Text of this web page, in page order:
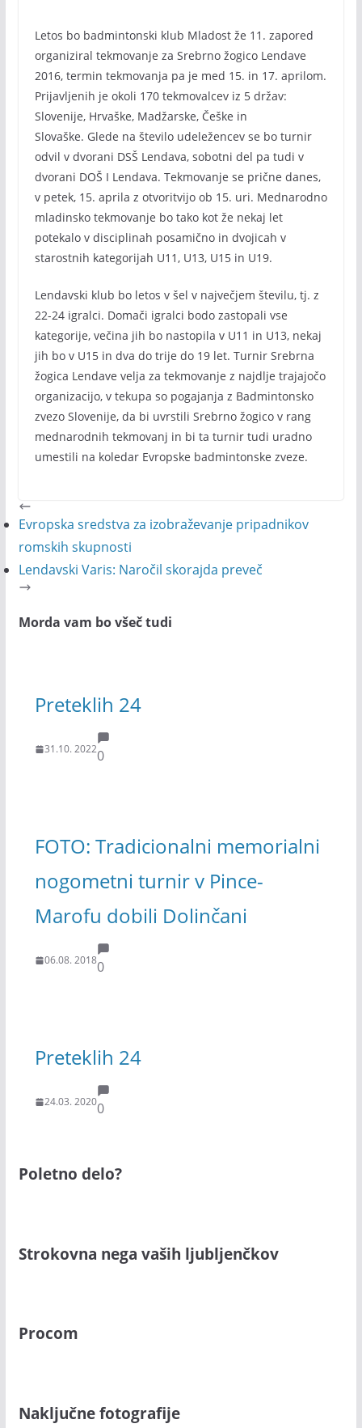
Letos bo badmintonski klub Mladost že 11. zapored
organiziral tekmovanje za Srebrno žogico Lendave
2016, termin tekmovanja pa je med 15. in 17. aprilom.
Prijavljenih je okoli 170 tekmovalcev iz 5 držav:
Slovenije, Hrvaške, Madžarske, Češke in
Slovaške. Glede na število udeležencev se bo turnir
odvil v dvorani DSŠ Lendava, sobotni del pa tudi v
dvorani DOŠ I Lendava. Tekmovanje se prične danes,
v petek, 15. aprila z otvoritvijo ob 15. uri. Mednarodno
mladinsko tekmovanje bo tako kot že nekaj let
potekalo v disciplinah posamično in dvojicah v
starostnih kategorijah U11, U13, U15 in U19.
Lendavski klub bo letos v šel v največjem številu, tj. z
22-24 igralci. Domači igralci bodo zastopali vse
kategorije, večina jih bo nastopila v U11 in U13, nekaj
jih bo v U15 in dva do trije do 19 let. Turnir Srebrna
žogica Lendave velja za tekmovanje z najdlje trajajočo
organizacijo, v tekupa so pogajanja z Badmintonsko
zvezo Slovenije, da bi uvrstili Srebrno žogico v rang
mednarodnih tekmovanj in bi ta turnir tudi uradno
umestili na koledar Evropske badmintonske zveze.
Evropska sredstva za izobraževanje pripadnikov
romskih skupnosti
Lendavski Varis: Naročil skorajda preveč
Morda vam bo všeč tudi
Preteklih 24
31.10. 20220
FOTO: Tradicionalni memorialni
nogometni turnir v Pince-
Marofu dobili Dolinčani
06.08. 20180
Preteklih 24
24.03. 20200
Poletno delo?
Strokovna nega vaših ljubljenčkov
Procom
Naključne fotografije